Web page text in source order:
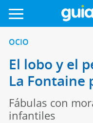
OCIO
El lobo y el
La Fontaine
Fábulas con
infantiles